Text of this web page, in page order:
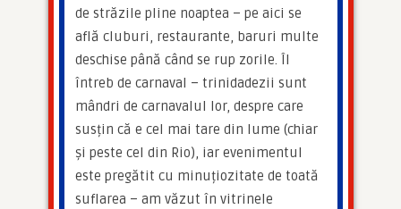
de străzile pline noaptea – pe aici se
află cluburi, restaurante, baruri multe
deschise până când se rup zorile. Îl
întreb de carnaval – trinidadezii sunt
mândri de carnavalul lor, despre care
susțin că e cel mai tare din lume (chiar
și peste cel din Rio), iar evenimentul
este pregătit cu minuțiozitate de toată
suflarea – am văzut în vitrinele